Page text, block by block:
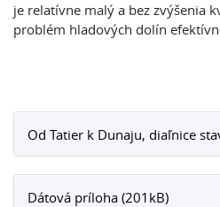
je relatívne malý a bez zvýšenia
problém hladových dolín
Od Tatier k Dunaju, diaľnice
Dátová príloha (201kB)